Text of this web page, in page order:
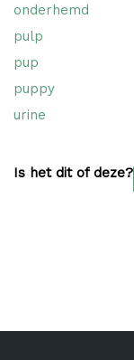
onderhemd
pulp
pup
puppy
urine
Is het dit of deze?